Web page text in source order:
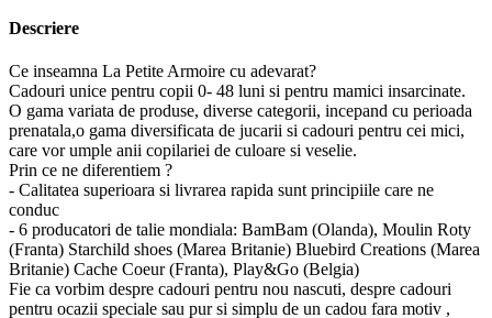
Descriere
Ce inseamna La Petite Armoire cu adevarat?
Cadouri unice pentru copii 0- 48 luni si pentru mamici insarcinate.
O gama variata de produse, diverse categorii, incepand cu perioada
prenatala,o gama diversificata de jucarii si cadouri pentru cei mici,
care vor umple anii copilariei de culoare si veselie.
Prin ce ne diferentiem ?
- Calitatea superioara si livrarea rapida sunt principiile care ne
conduc
- 6 producatori de talie mondiala: BamBam (Olanda), Moulin Roty
(Franta) Starchild shoes (Marea Britanie) Bluebird Creations (Marea
Britanie) Cache Coeur (Franta), Play&Go (Belgia)
Fie ca vorbim despre cadouri pentru nou nascuti, despre cadouri
pentru ocazii speciale sau pur si simplu de un cadou fara motiv ,